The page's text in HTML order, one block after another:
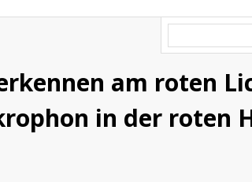
am roten
in der roten